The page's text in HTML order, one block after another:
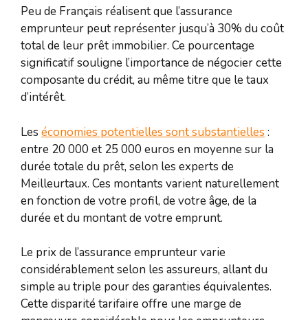
Peu de Français réalisent que l’assurance
emprunteur peut représenter jusqu’à 30% du coût
total de leur prêt immobilier. Ce pourcentage
significatif souligne l’importance de négocier cette
composante du crédit, au même titre que le taux
d’intérêt.
Les économies potentielles sont substantielles :
entre 20 000 et 25 000 euros en moyenne sur la
durée totale du prêt, selon les experts de
Meilleurtaux. Ces montants varient naturellement
en fonction de votre profil, de votre âge, de la
durée et du montant de votre emprunt.
Le prix de l’assurance emprunteur varie
considérablement selon les assureurs, allant du
simple au triple pour des garanties équivalentes.
Cette disparité tarifaire offre une marge de